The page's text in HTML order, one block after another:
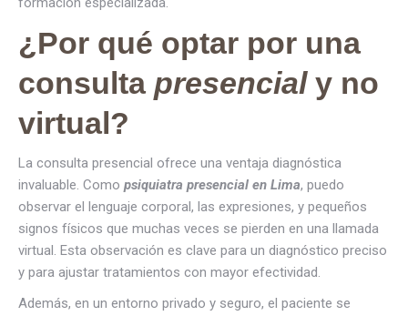
¿Por qué optar por una
consulta presencialy no
virtual?
La consulta presencial ofrece una ventaja diagnóstica
invaluable. Como psiquiatra presencial en Lima, puedo
observar el lenguaje corporal, las expresiones, y pequeños
signos físicos que muchas veces se pierden en una llamada
virtual. Esta observación es clave para un diagnóstico preciso
y para ajustar tratamientos con mayor efectividad.
Además, en un entorno privado y seguro, el paciente se